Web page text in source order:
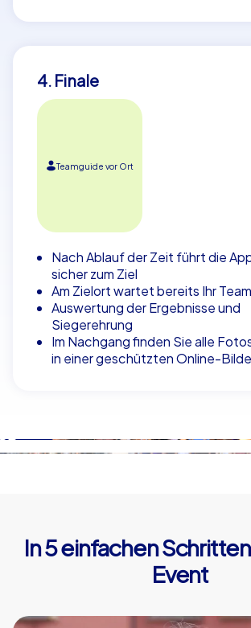
4. Finale
Teamguide vor Ort
Nach Ablauf der Zeit führt die
sicher zum Ziel
Am Zielort wartet bereits Ihr
Auswertung der Ergebnisse und
Siegerehrung
Im Nachgang finden Sie alle
in einer geschützten Online-
In 5 einfachen
Event